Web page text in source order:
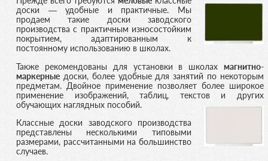
доски — удобные и практичные. Мы
продаем такие доски заводского
производства с практичным износостойким
покрытием, адаптированным к
постоянному использованию в школах.
Также рекомендованы для установки в школах магнитно-
маркерные доски, более удобные для занятий по некоторым
предметам. Двойное применение позволяет более широкое
применение изображений, таблиц, текстов и других
обучающих наглядных пособий.
Классные доски заводского производства
представлены несколькими типовыми
размерами, рассчитанными на большинство
случаев.